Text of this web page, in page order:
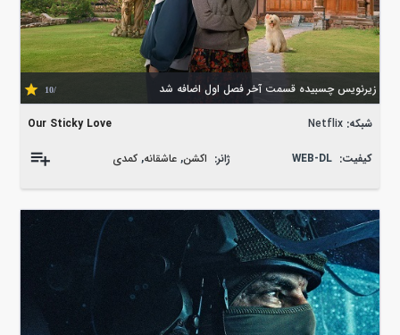
زیرنویس چسبیده قسمت آخر فصل اول اضافه شد /10
Our Sticky Love شبکه: Netflix
کیفیت: WEB-DL ژانر: اکشن,عاشقانه,کمدی